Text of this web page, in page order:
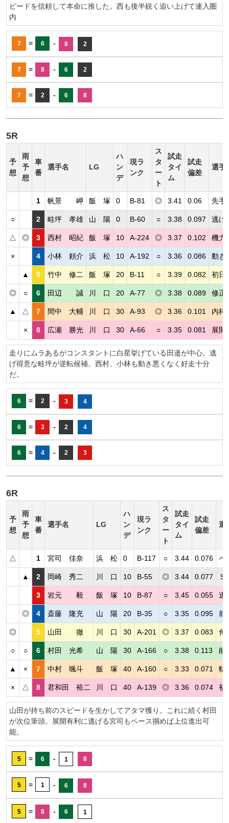
ピードを信頼して本命に推した。西も後半鋭く追い上げて連入圏
内
7 = 6 - 8 2
7 = 8 - 6 2
7 = 2 - 6 8
5R
予
想
雨
予
想
車
番
選手名 LG
ハ
ン
デ
現ラ
ンク
ス
タ
ー
ト
試走
タイ
ム
試走
偏差
選手
1 帆景 岬 飯 塚 0 B-81 ◎ 3.41 0.06 先手
○ 2 畦坪 孝雄 山 陽 0 B-60 ○ 3.38 0.097 逃げ
△ ◎ 3 西村 昭紀 飯 塚 10 A-224 ◎ 3.37 0.102 機力
× 4 小林 頼介 浜 松 10 A-192 ○ 3.36 0.086 動き
▲ 5 竹中 修二 飯 塚 20 B-11 ○ 3.39 0.082 初日
◎ ○ 6 田辺 誠 川 口 20 A-77 ◎ 3.38 0.089 修正
▲ △ 7 間中 大輔 川 口 30 A-93 ◎ 3.36 0.101 内枠
× 8 広瀬 勝光 川 口 30 A-66 ○ 3.35 0.081 展開
走りにムラあるがコンスタントに白星挙げている田邉が中心。逃
げ得意な畦坪が逆転候補。西村、小林も動き悪くなく好走十分
だ。
6 = 2 - 3 4
6 = 3 - 2 4
6 = 4 - 2 3
6R
予
想
雨
予
想
車
番
選手名 LG
ハ
ン
デ
現ラ
ンク
ス
タ
ー
ト
試走
タイ
ム
試走
偏差
選
△ 1 宮司 佳奈 浜 松 0 B-117 ○ 3.44 0.076 ペ
▲ 2 岡崎 秀二 川 口 10 B-55 ◎ 3.44 0.077 Ｓ
3 岩元 毅 飯 塚 10 B-87 ○ 3.45 0.055 逃
◎ 4 斎藤 隆充 山 陽 20 B-35 ○ 3.35 0.095 前
◎ 5 山田 徹 川 口 30 A-201 ◎ 3.37 0.083 伸
○ ○ 6 村田 光希 山 陽 30 A-166 ○ 3.38 0.113 能
▲ × 7 中村 颯斗 飯 塚 40 A-160 ○ 3.33 0.071 軌
× △ 8 君和田 裕二 川 口 40 A-139 ◎ 3.36 0.074 初
山田が持ち前のスピードを生かしてアタマ獲り。これに続く村田
が次位筆頭。展開有利に逃げる宮司もペース掴めば上位進出可
能。
5 = 6 - 1 8
5 = 1 - 6 8
5 = 8 - 6 1